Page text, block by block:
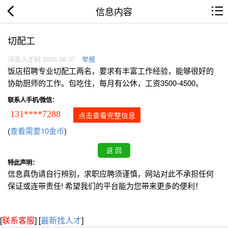
信息内容
切配工
洋县人才网 2026.08.07 举报
饭店招聘专业切配工两名，要求有丰富工作经验，能够很好的
协助厨师的工作。包吃住，每月有公休，工资3500-4500。
联系人手机/微信：
131****7288 点击查看完整信息
(查看需要10金币)
特此声明：
信息真伪请自行辨别，求职应聘须谨慎，网站对此不承担任何
保证或连带责任! 希望我们的平台能为您带来更多的便利！
[联系客服] [最新找人才]